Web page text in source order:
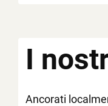
I
Ancorati